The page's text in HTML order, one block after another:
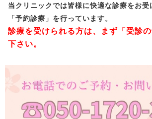
当クリニックでは皆様に快適な診療をお受
「予約診療」を行っています。
診療を受けられる方は、まず「受診
下さい。